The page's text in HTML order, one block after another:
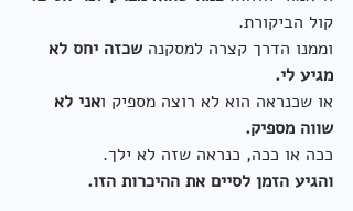
קול הביקורת.
וממנו הדרך קצרה למסקנה שכזה יחס לא
מגיע לי.
או שכנראה הוא לא רוצה מספיק ואני לא
שווה מספיק.
ככה או ככה, כנראה שזה לא ילך.
והגיע הזמן לסיים את ההיכרות הזו.